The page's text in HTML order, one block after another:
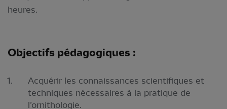
heures.
Objectifs pédagogiques :
Acquérir les connaissances scientifiques et
techniques nécessaires à la pratique de
l’ornithologie.